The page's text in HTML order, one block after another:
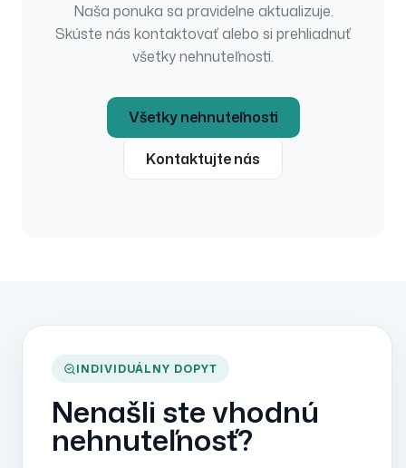
Naša ponuka sa pravidelne aktualizuje.
Skúste nás kontaktovať alebo si prehliadnuť
všetky nehnuteľnosti.
Všetky nehnuteľnosti
Kontaktujte nás
INDIVIDUÁLNY DOPYT
Nenašli ste vhodnú
nehnuteľnosť?